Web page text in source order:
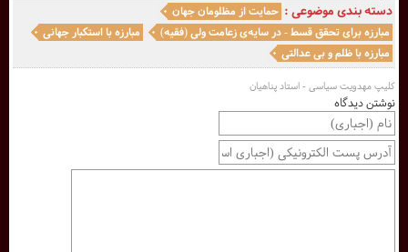
دسته بندی موضوعی : حمایت از مظلومان جهان
مبارزه برای تحقق قسط - در سایه‌ی زعامت ولی (فقیه)
مبارزه با استکبار جهانی
مبارزه با ظلم و بی عدالتی
کلیپ مهدویت سیاسی - استاد پناهیان
نوشتن دیدگاه